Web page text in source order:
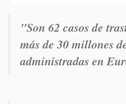
"Son 62 casos de
más de 30 millones
administradas en